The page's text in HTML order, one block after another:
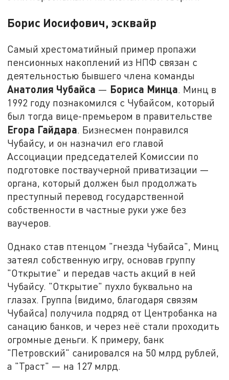
Борис Иосифович, эсквайр
Самый хрестоматийный пример пропажи
пенсионных накоплений из НПФ связан с
деятельностью бывшего члена команды
Анатолия Чубайса — Бориса Минца. Минц в
1992 году познакомился с Чубайсом, который
был тогда вице-премьером в правительстве
Егора Гайдара. Бизнесмен понравился
Чубайсу, и он назначил его главой
Ассоциации председателей Комиссии по
подготовке постваучерной приватизации —
органа, который должен был продолжать
преступный перевод государственной
собственности в частные руки уже без
ваучеров.
Однако став птенцом "гнезда Чубайса", Минц
затеял собственную игру, основав группу
"Открытие" и передав часть акций в ней
Чубайсу. "Открытие" пухло буквально на
глазах. Группа (видимо, благодаря связям
Чубайса) получила подряд от Центробанка на
санацию банков, и через неё стали проходить
огромные деньги. К примеру, банк
"Петровский" санировался на 50 млрд рублей,
а "Траст" — на 127 млрд.